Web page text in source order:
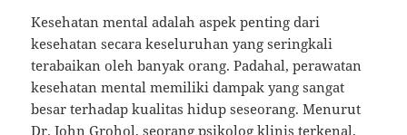
Kesehatan mental adalah aspek penting dari
kesehatan secara keseluruhan yang seringkali
terabaikan oleh banyak orang. Padahal, perawatan
kesehatan mental memiliki dampak yang sangat
besar terhadap kualitas hidup seseorang. Menurut
Dr. John Grohol, seorang psikolog klinis terkenal,